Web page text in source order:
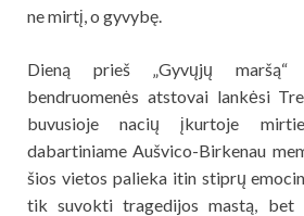
ne mirtį, o gyvybę.
Dieną prieš „Gyvųjų maršą“
bendruomenės atstovai lankėsi
buvusioje nacių įkurtoje
dabartiniame Aušvico-Birkenau
šios vietos palieka itin stiprų
tik suvokti tragedijos mastą, bet